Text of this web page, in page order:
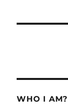
WHO I AM?